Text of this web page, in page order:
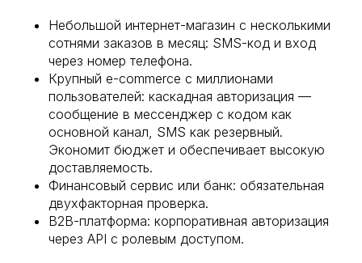
Небольшой интернет-магазин с несколькими
сотнями заказов в месяц: SMS-код и вход
через номер телефона.
Крупный e-commerce с миллионами
пользователей: каскадная авторизация —
сообщение в мессенджер с кодом как
основной канал, SMS как резервный.
Экономит бюджет и обеспечивает высокую
доставляемость.
Финансовый сервис или банк: обязательная
двухфакторная проверка.
B2B-платформа: корпоративная авторизация
через API с ролевым доступом.